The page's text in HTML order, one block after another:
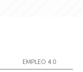
EMPLEO 4.0